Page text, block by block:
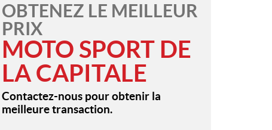
OBTENEZ LE MEILLEUR
PRIX
MOTO SPORT DE
LA CAPITALE
Contactez-nous pour obtenir la
meilleure transaction.